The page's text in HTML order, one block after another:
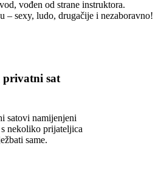
vođen od strane instruktora.
– sexy, ludo, drugačije i nezaboravno!
sat
satovi namijenjeni
nekoliko prijateljica
same.